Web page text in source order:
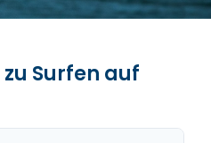
Surfen auf